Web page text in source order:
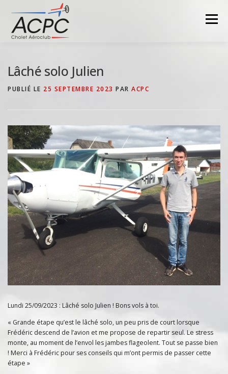
contenu
Menu
Lâché solo Julien
PUBLIÉ LE 25 SEPTEMBRE 2023 PAR ACPC
Lundi 25/09/2023 : Lâché solo Julien ! Bons vols à toi.
« Grande étape qu’est le lâché solo, un peu pris de court lorsque
Frédéric descend de l’avion et me propose de repartir seul. Le stress
monte, au moment de l’envol les jambes flageolent. Tout se passe bien
! Merci à Frédéric pour ses conseils qui m’ont permis de passer cette
étape »